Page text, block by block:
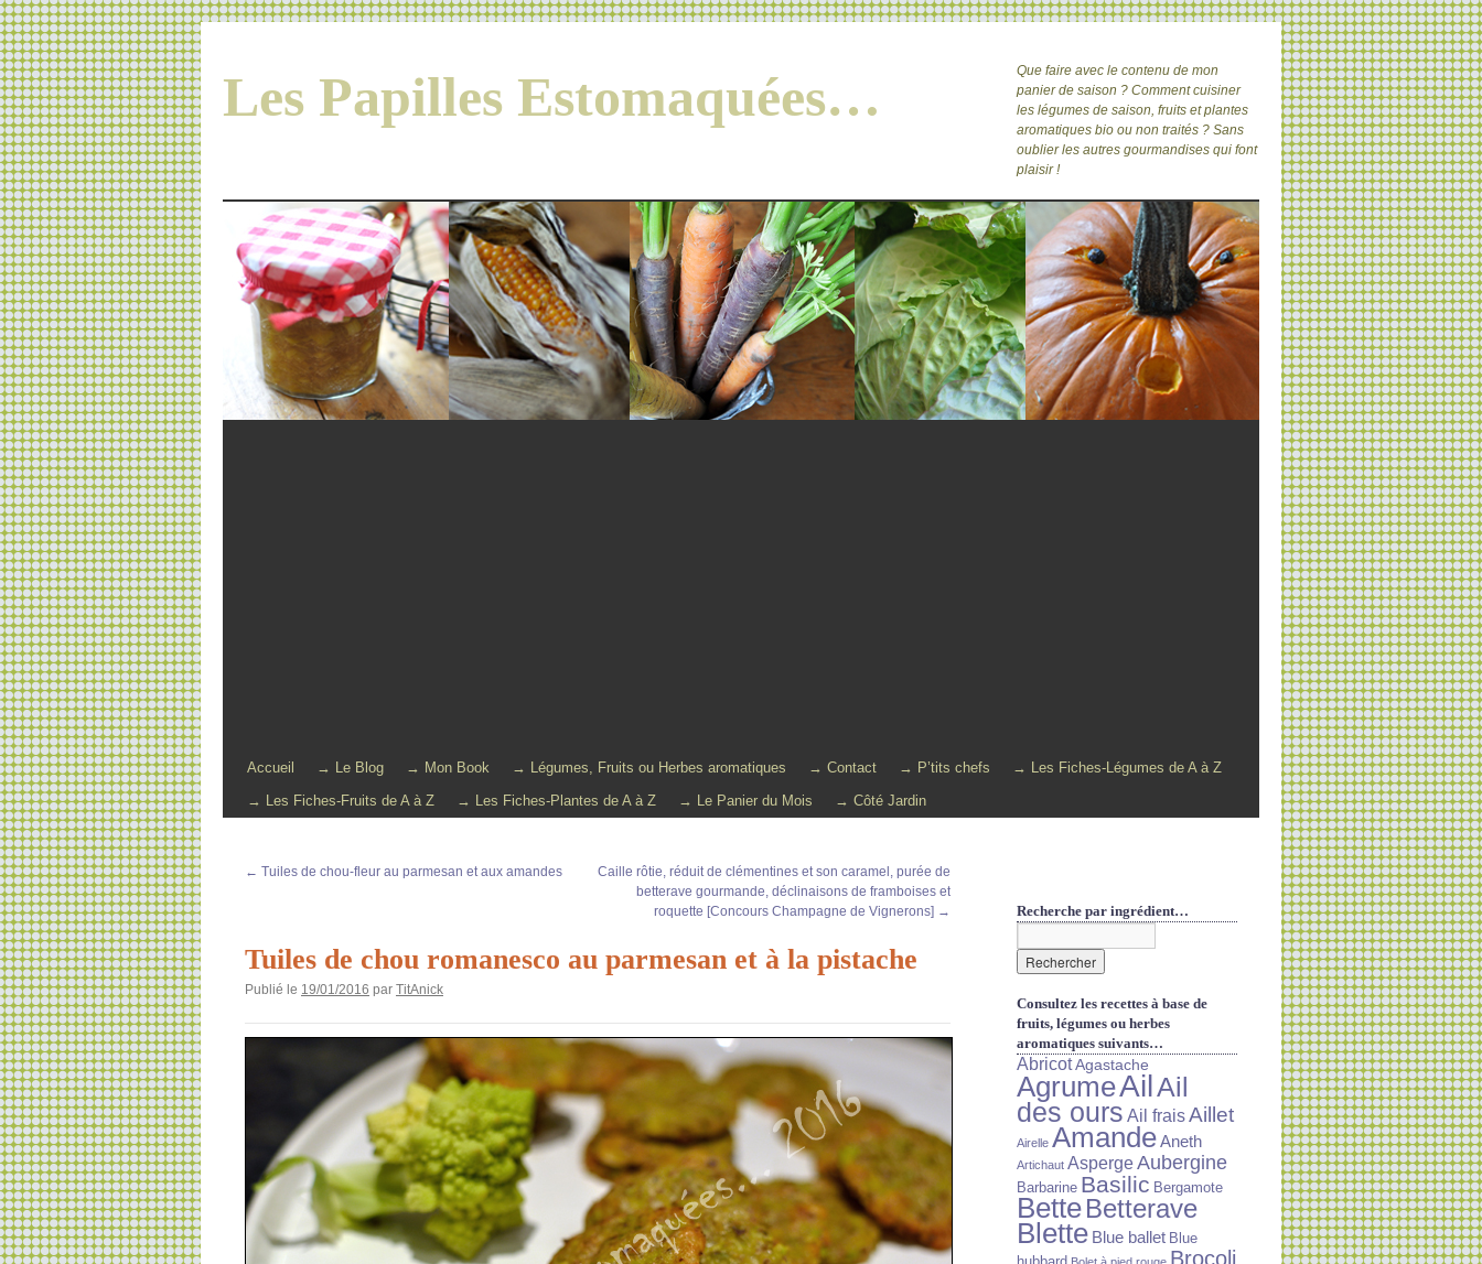
Les Papilles Estomaquées…
Que faire avec le contenu de mon
panier de saison ? Comment cuisiner
les légumes de saison, fruits et plantes
aromatiques bio ou non traités ? Sans
oublier les autres gourmandises qui font
plaisir !
Accueil → Le Blog → Mon Book → Légumes, Fruits ou Herbes aromatiques → Contact → P’tits chefs
→ Les Fiches-Légumes de A à Z
→ Les Fiches-Fruits de A à Z
→ Les Fiches-Plantes de A à Z → Le Panier du Mois → Côté Jardin
← Tuiles de chou-fleur au parmesan et aux amandes
Caille rôtie, réduit de clémentines et son caramel, purée de
betterave gourmande, déclinaisons de framboises et
roquette [Concours Champagne de Vignerons] →
Tuiles de chou romanesco au parmesan et à la pistache
Publié le 19/01/2016 par TitAnick
Recherche par ingrédient…
Consultez les recettes à base de
fruits, légumes ou herbes
aromatiques suivants…
AbricotAgastache
AgrumeAilAil
des ours Ail fraisAillet
Airelle AmandeAneth
Artichaut AspergeAubergine
Barbarine Basilic Bergamote
BetteBetterave
Blette Blue ballet Blue
Brocoli